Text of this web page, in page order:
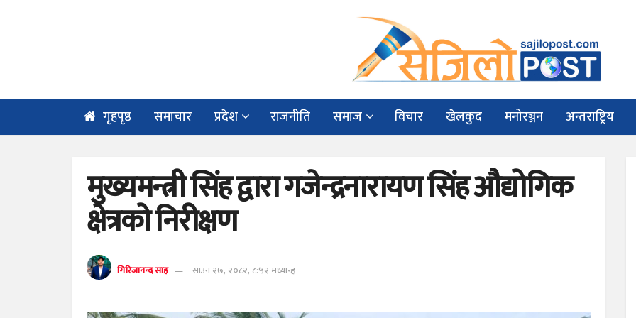
गृहपृष्ठ समाचार प्रदेश राजनीति समाज विचार खेलकुद मनोरञ्जन अन्तराष्ट्रिय
मुख्यमन्त्री सिंह द्वारा गजेन्द्रनारायण सिंह औद्योगिक
क्षेत्रको निरीक्षण
गिरिजानन्द साह साउन २७, २०८२, ८:५२ मध्यान्ह